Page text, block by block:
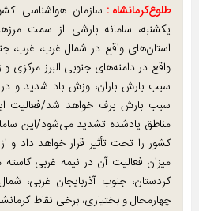
طلوع‌‌کرمانشاه : سازمان هواشناسی
یکشنبه، سامانه بارشی از سمت
استان‌های واقع در شمال غرب، غرب،
واقع در دامنه‌های جنوبی البرز مرکزی
سبب بارش باران، وزش باد شدید و
سبب بارش برف خواهد شد/فعالیت
مناطق یادشده تشدید می‌شود/این
کشور را تحت تأثیر قرار خواهد داد و
میزان فعالیت آن در نیمه غربی
کردستان، جنوب آذربایجان غربی،
چهارمحال و بختیاری، برخی نقاط